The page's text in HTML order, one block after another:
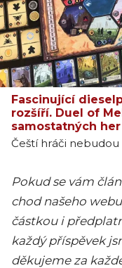
Fascinující
rozšíří. Duel of
samostatných her
Čeští hráči
Pokud se vám
chod našeho
částkou i
každý příspěvek
děkujeme za